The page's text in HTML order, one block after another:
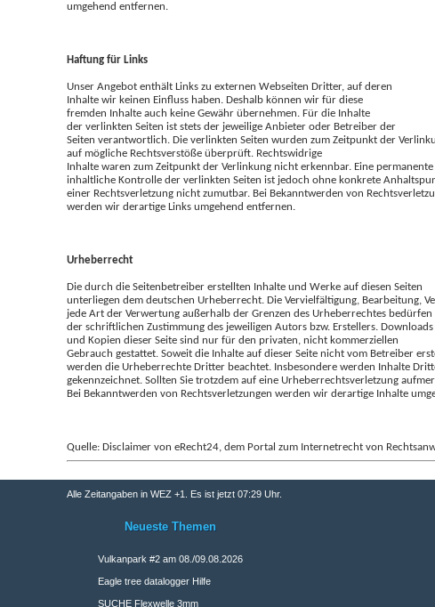
umgehend entfernen.
Haftung für Links
Unser Angebot enthält Links zu externen Webseiten Dritter, auf deren
Inhalte wir keinen Einfluss haben. Deshalb können wir für diese
fremden Inhalte auch keine Gewähr übernehmen. Für die Inhalte
der verlinkten Seiten ist stets der jeweilige Anbieter oder Betreiber der
Seiten verantwortlich. Die verlinkten Seiten wurden zum Zeitpunkt der
auf mögliche Rechtsverstöße überprüft. Rechtswidrige
Inhalte waren zum Zeitpunkt der Verlinkung nicht erkennbar. Eine permanente
inhaltliche Kontrolle der verlinkten Seiten ist jedoch ohne konkrete
einer Rechtsverletzung nicht zumutbar. Bei Bekanntwerden von
werden wir derartige Links umgehend entfernen.
Urheberrecht
Die durch die Seitenbetreiber erstellten Inhalte und Werke auf diesen Seiten
unterliegen dem deutschen Urheberrecht. Die Vervielfältigung, Bearbeitung,
jede Art der Verwertung außerhalb der Grenzen des Urheberrechtes bedürfen
der schriftlichen Zustimmung des jeweiligen Autors bzw. Erstellers. Downloads
und Kopien dieser Seite sind nur für den privaten, nicht kommerziellen
Gebrauch gestattet. Soweit die Inhalte auf dieser Seite nicht vom Betreiber
werden die Urheberrechte Dritter beachtet. Insbesondere werden Inhalte
gekennzeichnet. Sollten Sie trotzdem auf eine Urheberrechtsverletzung
Bei Bekanntwerden von Rechtsverletzungen werden wir derartige Inhalte
Quelle: Disclaimer von eRecht24, dem Portal zum Internetrecht von
Alle Zeitangaben in WEZ +1. Es ist jetzt 07:29 Uhr.
Neueste Themen
Vulkanpark #2 am 08./09.08.2026
Eagle tree datalogger Hilfe
SUCHE Flexwelle 3mm